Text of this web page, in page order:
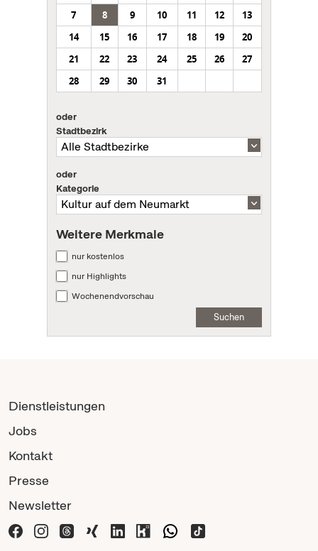
7
8 9 10 11 12
13
14
15 16 17 18 19
20
21
22 23 24 25 26
27
28
29 30 31
oder
Stadtbezirk
oder
Kategorie
Weitere Merkmale
nur kostenlos
nur Highlights
Wochenendvorschau
Suchen
Dienstleistungen
Jobs
Kontakt
Presse
Newsletter